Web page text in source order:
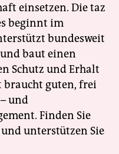
einsetzen. Die taz
beginnt im
bundesweit
baut einen
Schutz und Erhalt
braucht guten, frei
und
Finden Sie
unterstützen Sie